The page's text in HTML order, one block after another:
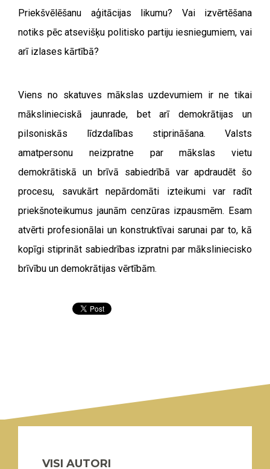
Priekšvēlēšanu aģitācijas likumu? Vai izvērtēšana
notiks pēc atsevišķu politisko partiju iesniegumiem, vai
arī izlases kārtībā?
Viens no skatuves mākslas uzdevumiem ir ne tikai
mākslinieciskā jaunrade, bet arī demokrātijas un
pilsoniskās līdzdalības stiprināšana. Valsts
amatpersonu neizpratne par mākslas vietu
demokrātiskā un brīvā sabiedrībā var apdraudēt šo
procesu, savukārt nepārdomāti izteikumi var radīt
priekšnoteikumus jaunām cenzūras izpausmēm. Esam
atvērti profesionālai un konstruktīvai sarunai par to, kā
kopīgi stiprināt sabiedrības izpratni par māksliniecisko
brīvību un demokrātijas vērtībām.
VISI AUTORI